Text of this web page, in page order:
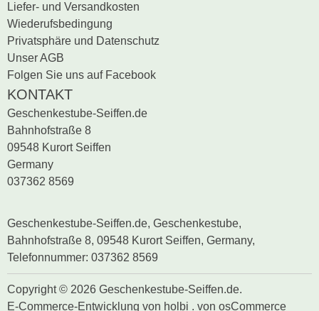
Liefer- und Versandkosten
Wiederufsbedingung
Privatsphäre und Datenschutz
Unser AGB
Folgen Sie uns auf Facebook
KONTAKT
Geschenkestube-Seiffen.de
Bahnhofstraße 8
09548 Kurort Seiffen
Germany
037362 8569
Copyright © 2026 Geschenkestube-Seiffen.de.
E-Commerce-Entwicklung von holbi . von osCommerce
Geschenkestube-Seiffen.de, Geschenkestube,
Bahnhofstraße 8, 09548 Kurort Seiffen, Germany,
Telefonnummer: 037362 8569